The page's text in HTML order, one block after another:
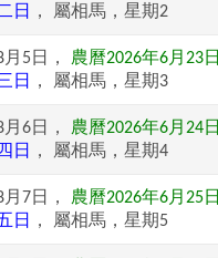
日
， 屬相馬，星期2
5日， 農曆2026年6月23日
日
， 屬相馬，星期3
6日， 農曆2026年6月24日
日
， 屬相馬，星期4
7日， 農曆2026年6月25日
日
， 屬相馬，星期5